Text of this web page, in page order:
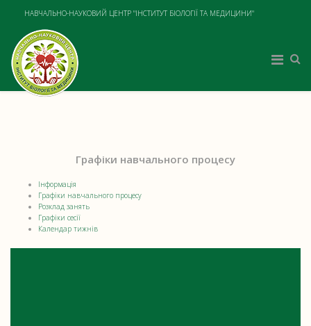
НАВЧАЛЬНО-НАУКОВИЙ ЦЕНТР "ІНСТИТУТ БІОЛОГІЇ ТА МЕДИЦИНИ"
Графіки навчального процесу
Інформація
Графіки навчального процесу
Розклад занять
Графіки сесії
Календар тижнів